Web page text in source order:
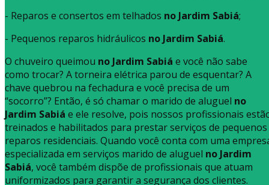
- Reparos e consertos em telhados no Jardim Sabiá;
- Pequenos reparos hidráulicos no Jardim Sabiá.
O chuveiro queimou no Jardim Sabiá e você não sabe
como trocar? A torneira elétrica parou de esquentar? A
chave quebrou na fechadura e você precisa de um
“socorro”? Então, é só chamar o marido de aluguel no
Jardim Sabiá e ele resolve, pois nossos profissionais
treinados e habilitados para prestar serviços de pequenos
reparos residenciais. Quando você conta com uma
especializada em serviços marido de aluguel no Jardim
Sabiá, você também dispõe de profissionais que atuam
uniformizados para garantir a segurança dos clientes.